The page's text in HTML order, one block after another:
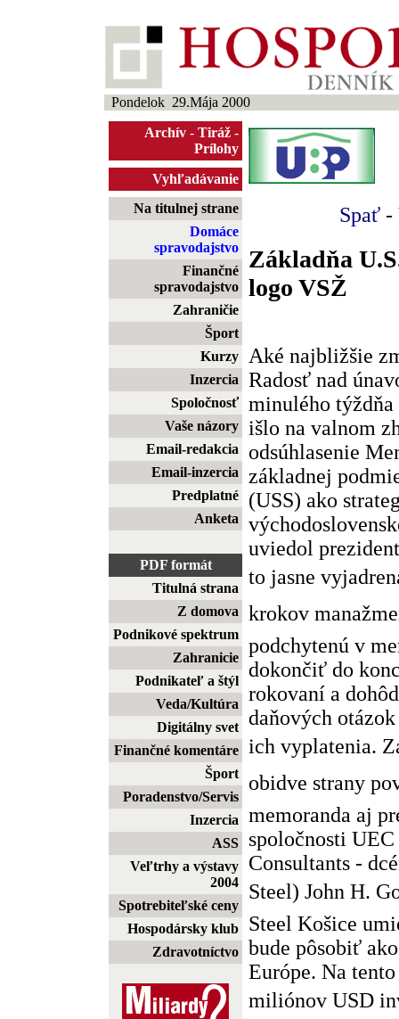
Pondelok 29.Mája 2000
Archív - Tiráž -
Prílohy
Vyhľadávanie
Na titulnej strane
Domáce
spravodajstvo
Finančné
spravodajstvo
Zahraničie
Šport
Kurzy
Inzercia
Spoločnosť
Vaše názory
Email-redakcia
Email-inzercia
Predplatné
Anketa
PDF formát
Titulná strana
Z domova
Podnikové spektrum
Zahranicie
Podnikateľ a štýl
Veda/Kultúra
Digitálny svet
Finančné komentáre
Šport
Poradenstvo/Servis
Inzercia
ASS
Veľtrhy a výstavy
2004
Spotrebiteľské ceny
Hospodársky klub
Zdravotníctvo
Spať -
Základňa
logo VSŽ
Aké najbližšie
Radosť nad
minulého
išlo na valnom
odsúhlasenie
základnej
(USS) ako
uviedol
to jasne
krokov
podchytenú v
dokončiť do
rokovaní a
daňových
ich vyplatenia.
obidve strany
memoranda aj
spoločnosti
Consultants -
Steel) John H.
Steel Košice
bude pôsobiť
Európe. Na
miliónov USD